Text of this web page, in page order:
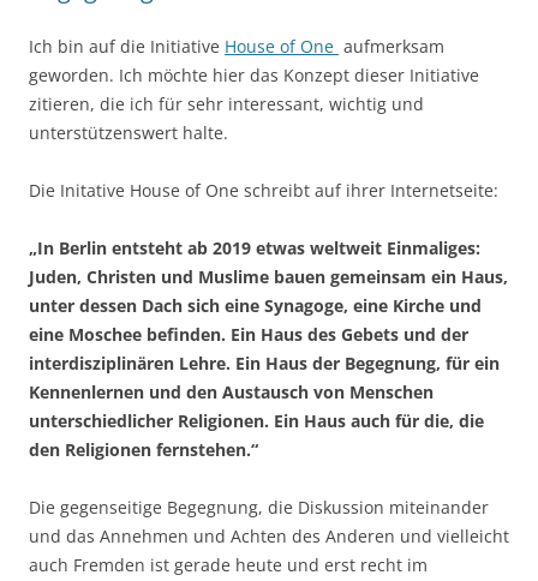
Ich bin auf die Initiative House of One aufmerksam
geworden. Ich möchte hier das Konzept dieser Initiative
zitieren, die ich für sehr interessant, wichtig und
unterstützenswert halte.
Die Initative House of One schreibt auf ihrer Internetseite:
„In Berlin entsteht ab 2019 etwas weltweit Einmaliges:
Juden, Christen und Muslime bauen gemeinsam ein Haus,
unter dessen Dach sich eine Synagoge, eine Kirche und
eine Moschee befinden. Ein Haus des Gebets und der
interdisziplinären Lehre. Ein Haus der Begegnung, für ein
Kennenlernen und den Austausch von Menschen
unterschiedlicher Religionen. Ein Haus auch für die, die
den Religionen fernstehen.“
Die gegenseitige Begegnung, die Diskussion miteinander
und das Annehmen und Achten des Anderen und vielleicht
auch Fremden ist gerade heute und erst recht im